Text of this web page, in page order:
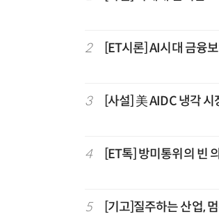
2 [ET시론] AI시대 금융
3 [사설] 美 AIDC 냉각
4 [ET톡] 방미통위의 빈
5 [기고]질주하는 산업,